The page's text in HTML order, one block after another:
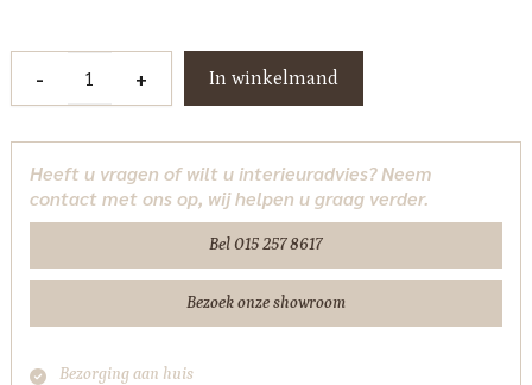
-
fabric
Alpine
Tower
+ In winkelmand
Heeft u vragen of wilt u interieuradvies? Neem
contact met ons op, wij helpen u graag verder.
Bel 015 257 8617
Bezoek onze showroom
Bezorging aan huis